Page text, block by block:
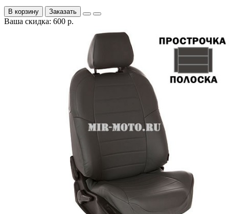
В корзину Заказать
Ваша скидка: 600 р.